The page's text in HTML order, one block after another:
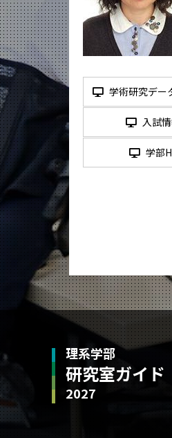
学術研究デー
入試
学部
理系学部
研究室ガイド
2027